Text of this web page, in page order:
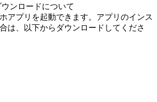
ンロードについて
アプリを起動できます。アプリのインス
は、以下からダウンロードしてくださ